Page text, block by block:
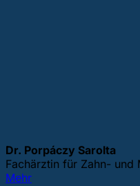
Dr. Porpáczy Sarolta
Fachärztin für Zahn- und
Mehr